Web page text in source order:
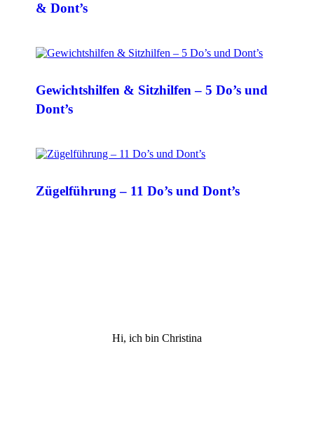
& Dont’s
Gewichtshilfen & Sitzhilfen – 5 Do’s und
Dont’s
Zügelführung – 11 Do’s und Dont’s
Hi, ich bin Christina